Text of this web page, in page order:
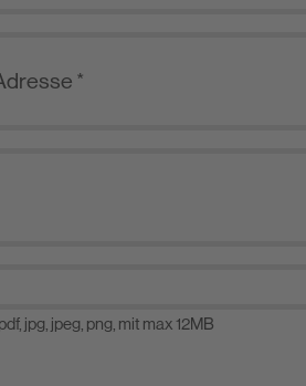
jpg, jpeg, png, mit max 12MB